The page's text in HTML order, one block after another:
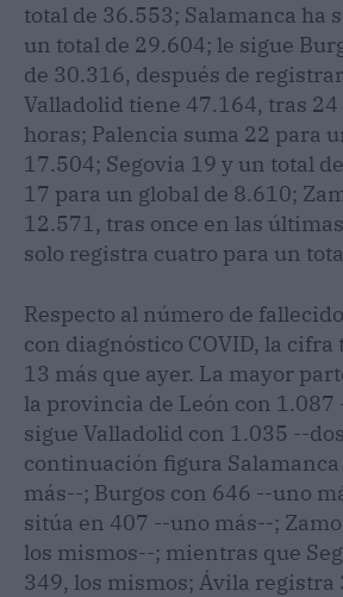
total de 36.553; Salamanca ha
un total de 29.604; le sigue
de 30.316, después de
Valladolid tiene 47.164, tras
horas; Palencia suma 22 para
17.504; Segovia 19 y un total
17 para un global de 8.610;
12.571, tras once en las
solo registra cuatro para un
Respecto al número de
con diagnóstico COVID, la cifra
13 más que ayer. La mayor
la provincia de León con 1.087
sigue Valladolid con 1.035 --
continuación figura
más--; Burgos con 646 --uno
sitúa en 407 --uno más--;
los mismos--; mientras que
349, los mismos; Ávila registra